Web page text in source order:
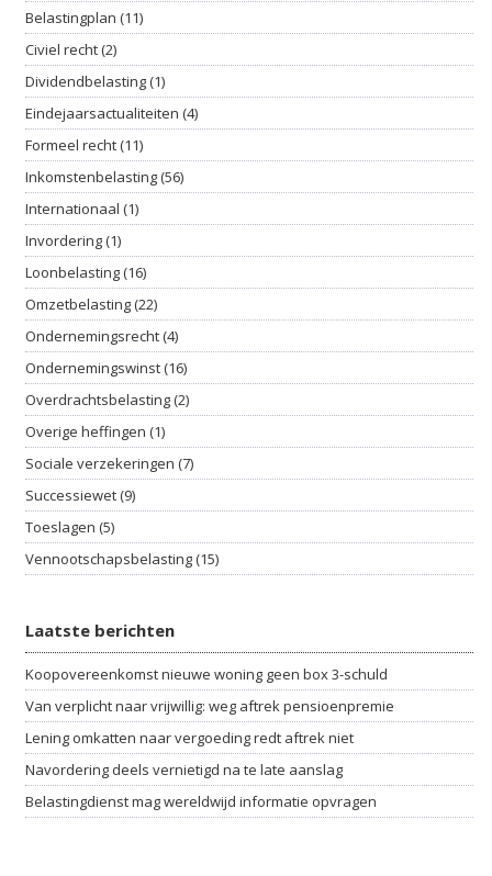
Belastingplan (11)
Civiel recht (2)
Dividendbelasting (1)
Eindejaarsactualiteiten (4)
Formeel recht (11)
Inkomstenbelasting (56)
Internationaal (1)
Invordering (1)
Loonbelasting (16)
Omzetbelasting (22)
Ondernemingsrecht (4)
Ondernemingswinst (16)
Overdrachtsbelasting (2)
Overige heffingen (1)
Sociale verzekeringen (7)
Successiewet (9)
Toeslagen (5)
Vennootschapsbelasting (15)
Laatste berichten
Koopovereenkomst nieuwe woning geen box 3-schuld
Van verplicht naar vrijwillig: weg aftrek pensioenpremie
Lening omkatten naar vergoeding redt aftrek niet
Navordering deels vernietigd na te late aanslag
Belastingdienst mag wereldwijd informatie opvragen